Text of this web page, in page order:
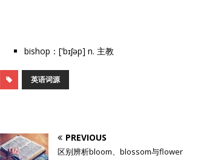
bishop：['bɪʃəp] n. 主教
英语词源
PREVIOUS
区别辨析bloom、blossom与flower